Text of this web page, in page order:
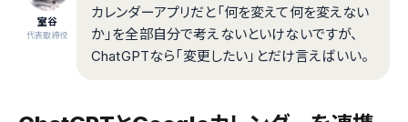
室谷
代表取締役
カレンダーアプリだと「何を変えて何を変えない
か」を全部自分で考えないといけないですが、
ChatGPTなら「変更したい」とだけ言えばいい。